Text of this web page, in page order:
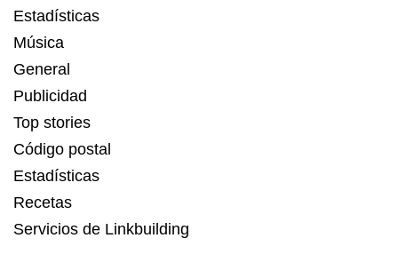
Estadísticas
Música
General
Publicidad
Top stories
Código postal
Estadísticas
Recetas
Servicios de Linkbuilding